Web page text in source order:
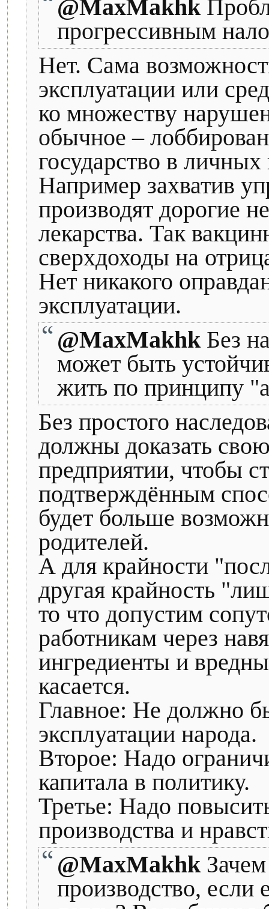
@MaxMakhk
прогрессивным
Нет. Сама
эксплуатации или
ко множеству
обычное –
государство в личных
Например захватив
производят дорогие
лекарства. Так
сверхдоходы на
Нет никакого
эксплуатации.
@MaxMakhkБез
может быть
жить по принципу
Без простого
должны доказать
предприятии, чтобы
подтверждённым
будет больше
родителей.
А для крайности
другая крайность
то что допустим
работникам через
ингредиенты и
касается.
Главное: Не должно
эксплуатации народа.
Второе: Надо
капитала в политику.
Третье: Надо
производства и
@MaxMakhkЗачем
производство, если